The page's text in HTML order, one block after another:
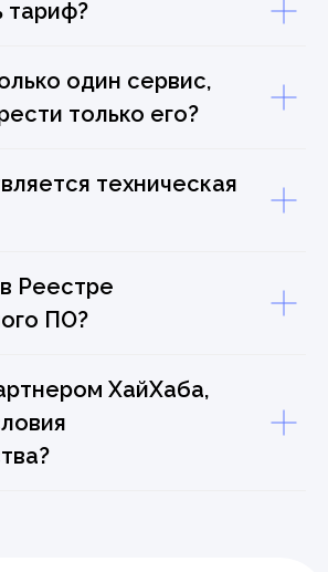
тариф?
один сервис,
только его?
техническая
Реестре
ПО?
ХайХаба,